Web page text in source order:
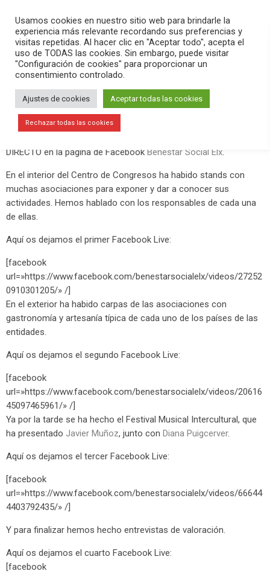
search menu pause PLAY
abril 13, 2019
El mundo en Elche: tradición, cultura,
gastronomía, arte…
El Centro de Congresos ha acogido durante todo el sábado 13
DIRECTO en la página de Facebook Benestar Social Elx
En el interior del Centro de Congresos ha habido stands con
muchas asociaciones para exponer y dar a conocer sus
actividades. Hemos hablado con los responsables de cada una
de ellas.
Aquí os dejamos el primer Facebook Live:
[facebook
url=»https://www.facebook.com/benestarsocialelx/videos/27252
0910301205/» /]
En el exterior ha habido carpas de las asociaciones con
gastronomía y artesanía típica de cada uno de los países de las
entidades.
Aquí os dejamos el segundo Facebook Live:
[facebook
url=»https://www.facebook.com/benestarsocialelx/videos/20616
45097465961/» /]
Ya por la tarde se ha hecho el Festival Musical Intercultural, que
ha presentado Javier Muñoz, junto con Diana Puigcerver.
Aquí os dejamos el tercer Facebook Live:
[facebook
url=»https://www.facebook.com/benestarsocialelx/videos/66644
4403792435/» /]
Y para finalizar hemos hecho entrevistas de valoración.
Aquí os dejamos el cuarto Facebook Live:
[facebook
Usamos cookies en nuestro sitio web para brindarle la
experiencia más relevante recordando sus preferencias y
visitas repetidas. Al hacer clic en "Aceptar todo", acepta el
uso de TODAS las cookies. Sin embargo, puede visitar
"Configuración de cookies" para proporcionar un
consentimiento controlado.
Ajustes de cookies Aceptar todas las cookies
Rechazar todas las cookies